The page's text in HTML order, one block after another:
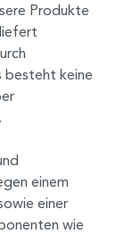
Produkte
besteht keine
einem
einer
wie